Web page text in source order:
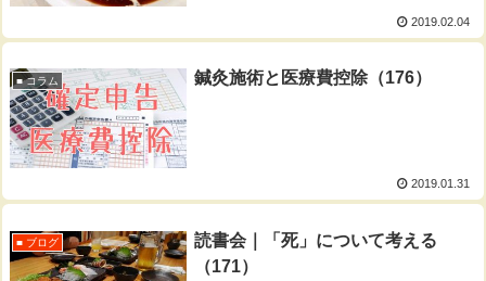
2019.02.04
■ コラム 鍼灸施術と医療費控除（176）
2019.01.31
■ ブログ
読書会｜「死」について考える
（171）